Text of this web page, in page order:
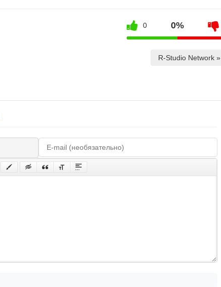
0 0%
R-Studio Network »